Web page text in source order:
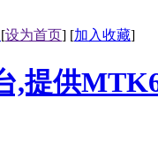
[设为首页] [加入收藏]